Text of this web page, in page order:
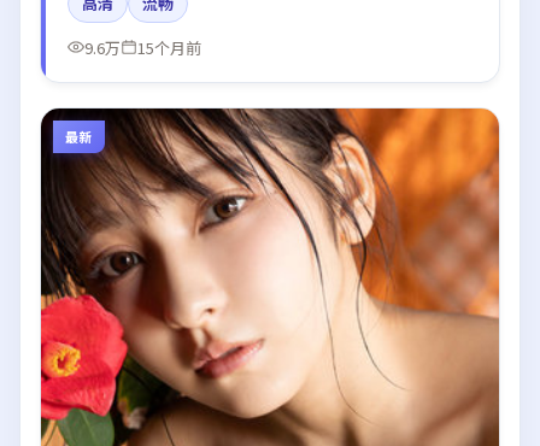
摄影。
9.6万
15个月前
最新